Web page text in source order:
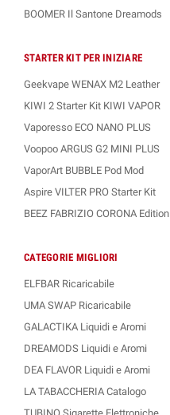
BOOMER Il Santone Dreamods
STARTER KIT PER INIZIARE
Geekvape WENAX M2 Leather
KIWI 2 Starter Kit KIWI VAPOR
Vaporesso ECO NANO PLUS
Voopoo ARGUS G2 MINI PLUS
VaporArt BUBBLE Pod Mod
Aspire VILTER PRO Starter Kit
BEEZ FABRIZIO CORONA Edition
CATEGORIE MIGLIORI
ELFBAR Ricaricabile
UMA SWAP Ricaricabile
GALACTIKA Liquidi e Aromi
DREAMODS Liquidi e Aromi
DEA FLAVOR Liquidi e Aromi
LA TABACCHERIA Catalogo